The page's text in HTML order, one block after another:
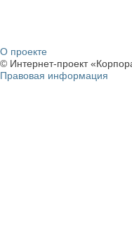
О проекте
© Интернет-проект
Правовая информация